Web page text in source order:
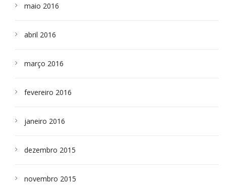
maio 2016
abril 2016
março 2016
fevereiro 2016
janeiro 2016
dezembro 2015
novembro 2015